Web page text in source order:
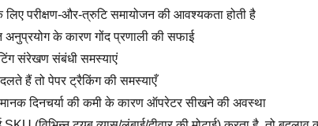
लिए परीक्षण-और-त्रुटि समायोजन की आवश्यकता होती है
के कारण गोंद प्रणाली की सफाई
संरेखण संबंधी समस्याएं
हैं तो पेपर ट्रैकिंग की समस्याएँ
दिनचर्या की कमी के कारण ऑपरेटर सीखने की अवस्था